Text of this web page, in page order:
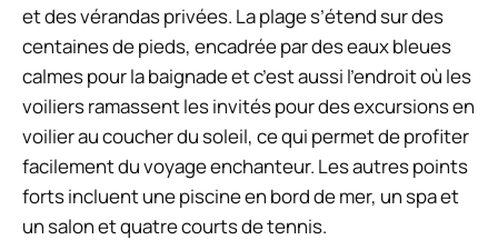
et des vérandas privées. La plage s’étend sur des
centaines de pieds, encadrée par des eaux bleues
calmes pour la baignade et c’est aussi l’endroit où les
voiliers ramassent les invités pour des excursions en
voilier au coucher du soleil, ce qui permet de profiter
facilement du voyage enchanteur. Les autres points
forts incluent une piscine en bord de mer, un spa et
un salon et quatre courts de tennis.